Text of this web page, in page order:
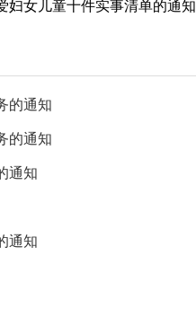
妇女儿童十件实事清单的通知
的通知
的通知
通知
通知